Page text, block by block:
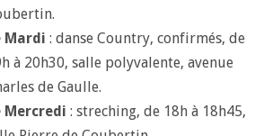
Mardi : danse Country, confirmés, de
à 20h30, salle polyvalente, avenue
de Gaulle.
Mercredi : streching, de 18h à 18h45,